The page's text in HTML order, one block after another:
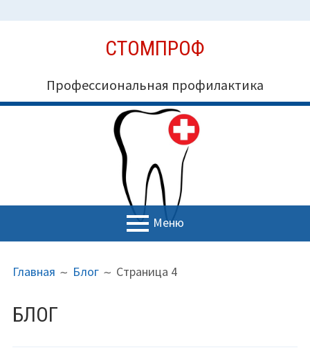
СТОМПРОФ
Профессиональная профилактика
Меню
МЕНЮ
Сотрудничество
НА
(ХЛЕБНЫЕ
КРОШКИ)
Главная Блог Страница 4
БЛОГ